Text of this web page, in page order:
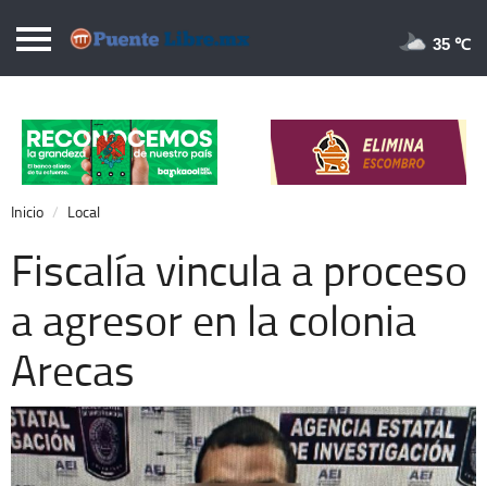
Puentelibre.mx
Local
Nacional
Opinión
Cronos
Economía
Espectáculos
Extra +
35 ℃
Inicio Local
Fiscalía vincula a proceso
a agresor en la colonia
Arecas